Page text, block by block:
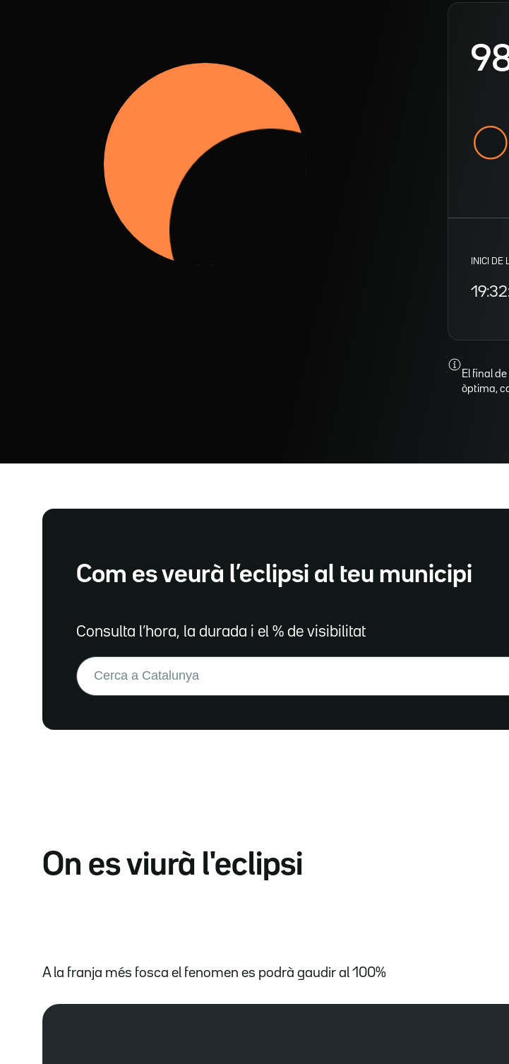
INICI DE
El final
òptima,
Com es veurà l’eclipsi al teu municipi
Consulta l’hora, la durada i el % de visibilitat
Buscar:
On es viurà l'eclipsi
A la franja més fosca el fenomen es podrà gaudir al 100%